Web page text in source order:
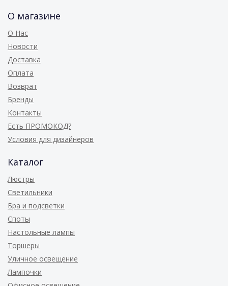
О магазине
О Нас
Новости
Доставка
Оплата
Возврат
Бренды
Контакты
Есть ПРОМОКОД?
Условия для дизайнеров
Каталог
Люстры
Светильники
Бра и подсветки
Споты
Настольные лампы
Торшеры
Уличное освещение
Лампочки